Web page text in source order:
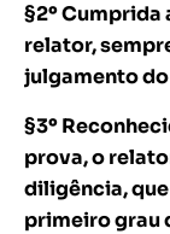
§2º Cumprida
relator,
julgamento
§3º
prova, o
diligência,
primeiro grau